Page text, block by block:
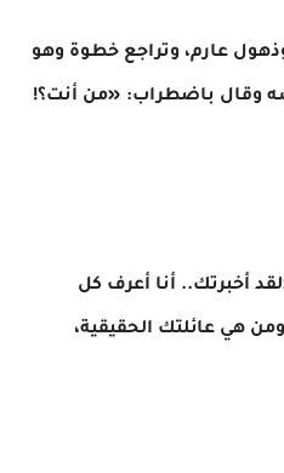
عارم، وتراجع خطوة وهو
وقال باضطراب: «من أنت؟!
أخبرتك.. أنا أعرف كل
هي عائلتك الحقيقية،